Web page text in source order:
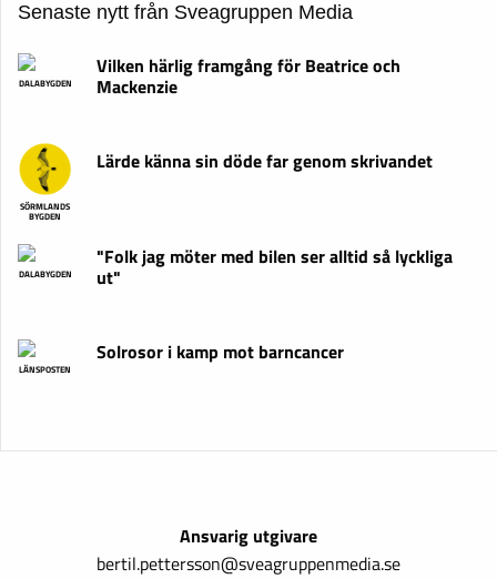
Senaste nytt från Sveagruppen Media
DALABYGDEN
Vilken härlig framgång för Beatrice och
Mackenzie
SÖRMLANDS
BYGDEN
Lärde känna sin döde far genom skrivandet
DALABYGDEN
"Folk jag möter med bilen ser alltid så lyckliga
ut"
LÄNSPOSTEN
Solrosor i kamp mot barncancer
Ansvarig utgivare
bertil.pettersson@sveagruppenmedia.se